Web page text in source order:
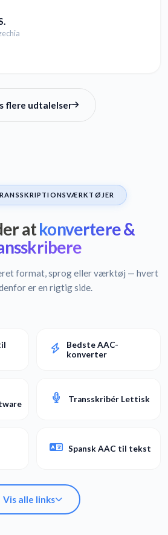
flere udtalelser
atkonvertere &
format, sprog eller værktøj — hvert
er en rigtig side.
Bedste AAC-
konverter
Transskribér Lettisk
Spansk AAC til tekst
Vis alle links